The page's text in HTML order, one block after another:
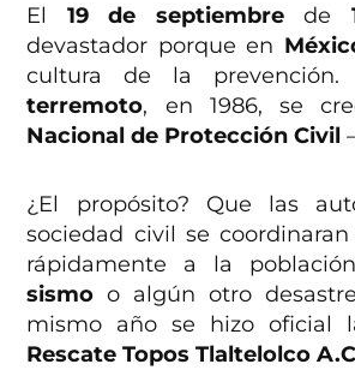
El 19 de septiembrede
devastador porque en
cultura de la prevención.
terremoto, en 1986, se
Nacional de Protección Civil
¿El propósito? Que las
sociedad civil se
rápidamente a la
sismo o algún otro
mismo año se hizo oficial
Rescate Topos Tlaltelolco